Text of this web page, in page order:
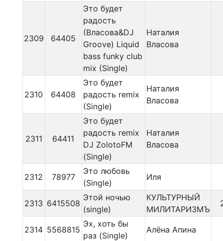
2309 64405
Это будет
радость
(Власова&DJ
Groove) Liquid
bass funky club
mix (Single)
Наталия
Власова
2310 64408
Это будет
радость remix
(Single)
Наталия
Власова
2311 64411
Это будет
радость remix
DJ ZolotoFM
(Single)
Наталия
Власова
2312 78977
Это любовь
(Single)
Иля
2313 6415508
Этой ночью
(single)
КУЛЬТУРНЫЙ
МИЛИТАРИЗМЪ
2314 5568815
Эх, хоть бы
раз (Single)
Алёна Апина